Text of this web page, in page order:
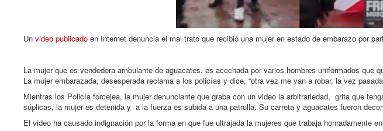
Un video publicado en Internet denuncia el mal trato que recibió una mujer en estado de embarazo por
La mujer que es vendedora ambulante de aguacates, es acechada por varios hombres uniformados que
La mujer embarazada, desesperada reclama a los policías y dice, “otra vez me van a robar, la vez
Mientras los Policía forcejea, la mujer denunciante que graba con un video la arbitrariedad, grita que
súplicas, la mujer es detenida y a la fuerza es subida a una patrulla. Su carreta y aguacates fueron
El video ha causado indignación por la forma en que fue ultrajada la mujeres que trabaja honradamente